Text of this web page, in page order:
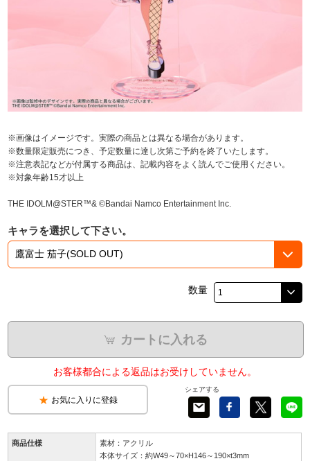
※画像はイメージです。実際の商品とは異なる場合があります。
※数量限定販売につき、予定数量に達し次第ご予約を終了いたします。
※注意表記などが付属する商品は、記載内容をよく読んでご使用ください。
※対象年齢15才以上
THE IDOLM@STER™& ©Bandai Namco Entertainment Inc.
キャラを選択して下さい。
数量
カートに入れる
お客様都合による返品はお受けしていません。
お気に入りに登録
シェアする
商品仕様
素材：アクリル
本体サイズ：約W49～70×H146～190×t3mm